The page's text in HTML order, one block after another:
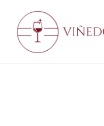
contenido